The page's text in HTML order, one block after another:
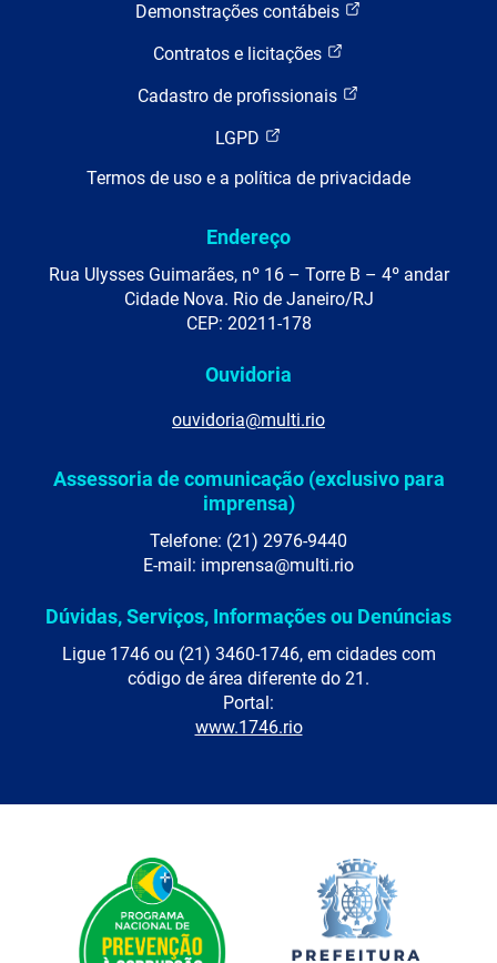
Demonstrações contábeis
Contratos e licitações
Cadastro de profissionais
LGPD
Termos de uso e a política de privacidade
Endereço
Rua Ulysses Guimarães, nº 16 – Torre B – 4º andar
Cidade Nova. Rio de Janeiro/RJ
CEP: 20211-178
Ouvidoria
ouvidoria@multi.rio
Assessoria de comunicação (exclusivo para
imprensa)
Telefone: (21) 2976-9440
E-mail: imprensa@multi.rio
Dúvidas, Serviços, Informações ou Denúncias
Ligue 1746 ou (21) 3460-1746, em cidades com
código de área diferente do 21.
Portal:
www.1746.rio